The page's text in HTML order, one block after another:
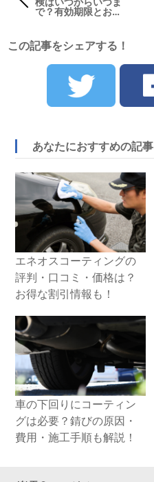
で？有効期限とおす
この記事をシェアする！
あなたにおすすめの記事
エネオスコーティングの
評判・口コミ・価格は？
お得な割引情報も！
車の下回りにコーティン
グは必要？錆びの原因・
費用・施工手順も解説！